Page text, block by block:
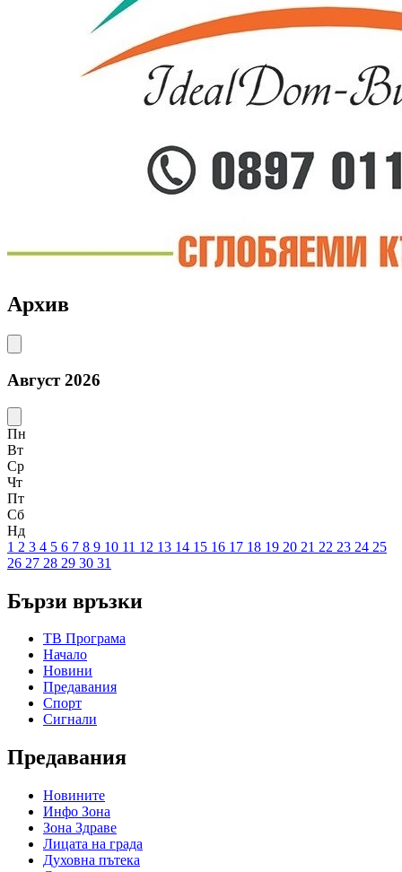
Архив
Август 2026
Пн
Вт
Ср
Чт
Пт
Сб
Нд
1 2 3 4 5 6 7 8 9 10 11 12 13 14 15 16 17 18 19 20 21 22 23 24 25
26 27 28 29 30 31
Бързи връзки
ТВ Програма
Начало
Новини
Предавания
Спорт
Сигнали
Предавания
Новините
Инфо Зона
Зона Здраве
Лицата на града
Духовна пътека